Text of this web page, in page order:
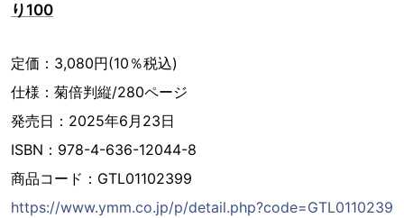
り100
定価：3,080円(10％税込)
仕様：菊倍判縦/280ページ
発売日：2025年6月23日
ISBN：978-4-636-12044-8
商品コード：GTL01102399
https://www.ymm.co.jp/p/detail.php?code=GTL0110239